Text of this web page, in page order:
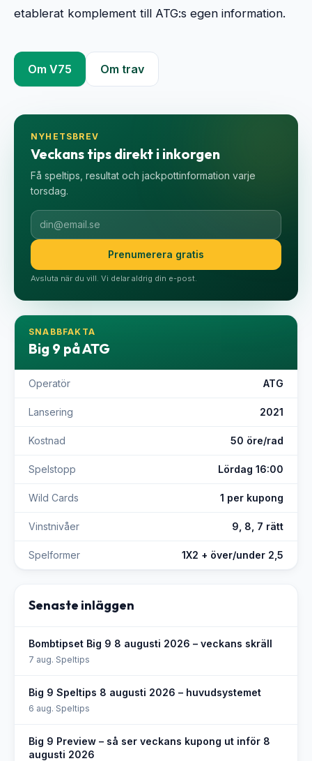
etablerat komplement till ATG:s egen information.
Om V75 Om trav
NYHETSBREV
Veckans tips direkt i inkorgen
Få speltips, resultat och jackpottinformation varje
torsdag.
Prenumerera gratis
Avsluta när du vill. Vi delar aldrig din e-post.
SNABBFAKTA
Big 9 på ATG
Operatör ATG
Lansering 2021
Kostnad 50 öre/rad
Spelstopp Lördag 16:00
Wild Cards 1 per kupong
Vinstnivåer 9, 8, 7 rätt
Spelformer 1X2 + över/under 2,5
Senaste inläggen
Bombtipset Big 9 8 augusti 2026 – veckans skräll
7 aug. Speltips
Big 9 Speltips 8 augusti 2026 – huvudsystemet
6 aug. Speltips
Big 9 Preview – så ser veckans kupong ut inför 8
augusti 2026